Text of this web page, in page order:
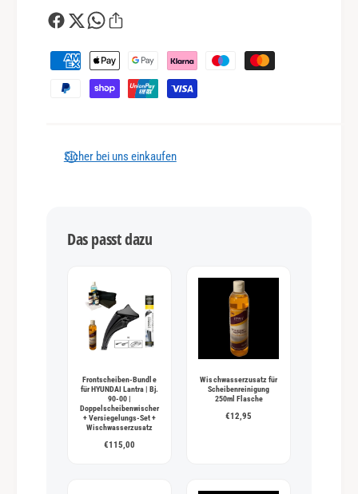
Z
a
Sicher bei uns einkaufen
Das passt dazu
Frontscheiben-Bundle
für HYUNDAI Lantra | Bj.
90-00 |
Doppelscheibenwischer
+ Versiegelungs-Set +
Wischwasserzusatz
€115,00
Wischwasserzusatz für
Scheibenreinigung
250ml Flasche
€12,95